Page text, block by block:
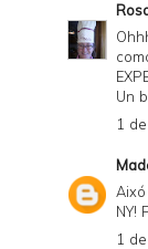
Un
1
NY!
1